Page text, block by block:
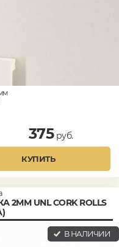
375руб.
КУПИТЬ
UNL CORK ROLLS
В НАЛИЧИИ